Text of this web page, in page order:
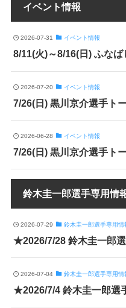
イベント情報
2026-07-31 イベント情報
8/11(火)～8/16(日) ふな
2026-07-20 イベント情報
7/26(日) 黒川京介選手ト
2026-06-28 イベント情報
7/26(日) 黒川京介選手ト
鈴木圭一郎選手専用情
2026-07-29 鈴木圭一郎選手専用情
★2026/7/28 鈴木圭一
2026-07-04 鈴木圭一郎選手専用情
★2026/7/4 鈴木圭一郎